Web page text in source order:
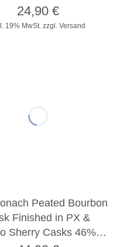
19% MwSt. zzgl. Versand
24,90€
Peated Bourbon
Finished in PX &
Sherry Casks 46%…